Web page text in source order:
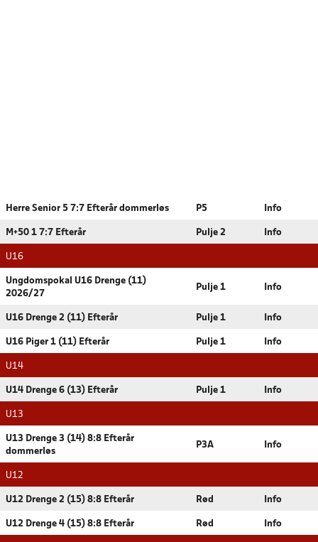
Herre Senior 5 7:7 Efterår dommerløs P5 Info
M+50 1 7:7 Efterår Pulje 2 Info
U16
Ungdomspokal U16 Drenge (11)
2026/27
Pulje 1 Info
U16 Drenge 2 (11) Efterår Pulje 1 Info
U16 Piger 1 (11) Efterår Pulje 1 Info
U14
U14 Drenge 6 (13) Efterår Pulje 1 Info
U13
U13 Drenge 3 (14) 8:8 Efterår
dommerløs
P3A Info
U12
U12 Drenge 2 (15) 8:8 Efterår Rød Info
U12 Drenge 4 (15) 8:8 Efterår Rød Info